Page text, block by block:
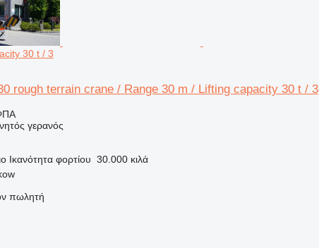
30 t / 3
rough terrain crane / Range 30 m / Lifting capacity 30 t / 3
γερανός
Ικανότητα φορτίου 30.000 κιλά
πωλητή